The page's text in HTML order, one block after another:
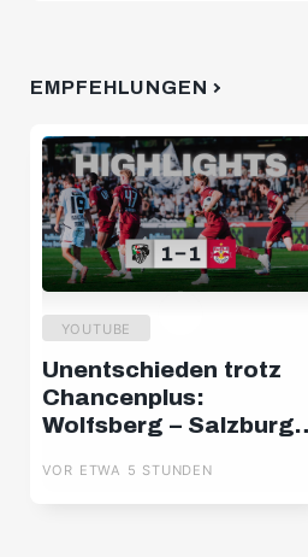
EMPFEHLUNGEN
YOUTUBE
Unentschieden trotz
Chancenplus:
Wolfsberg – Salzburg |
ADMIRAL Bundesliga
VOR ETWA 5 STUNDEN